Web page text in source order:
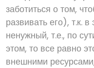
заботиться о том,
развивать его), т.к.
ненужный, т.е., по
этом, то все равно
внешними